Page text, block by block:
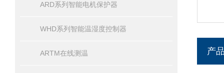
ARD系列智能电机保护器
WHD系列智能温湿度控制器
ARTM在线测温 产